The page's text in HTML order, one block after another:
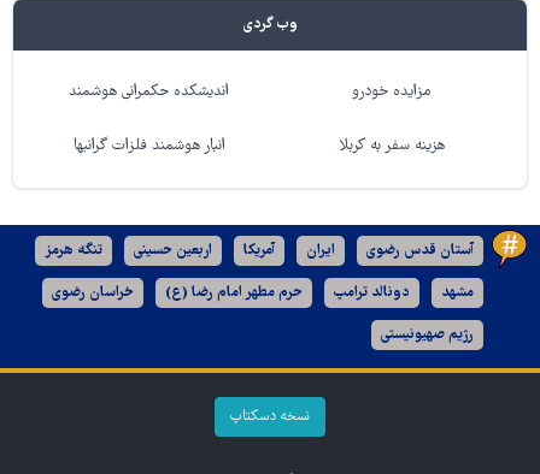
وب گردی
مزایده خودرو اندیشکده حکمرانی هوشمند
هزینه سفر به کربلا انبار هوشمند فلزات گرانبها
آستان قدس رضوی ایران آمریکا اربعین حسینی تنگه هرمز
مشهد دونالد ترامپ حرم مطهر امام رضا (ع) خراسان رضوی
رژیم صهیونیستی
نسخه دسکتاپ